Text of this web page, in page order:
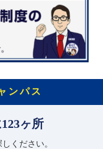
ンパス
ヶ所
ください。